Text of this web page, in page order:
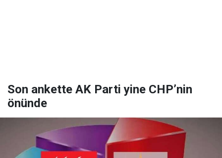
Son ankette AK Parti yine CHP’nin
önünde